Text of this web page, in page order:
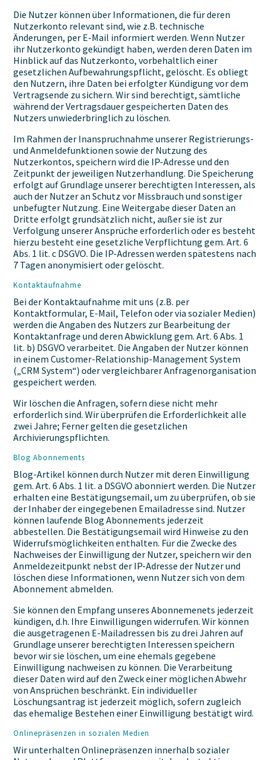
Die Nutzer können über Informationen, die für deren
Nutzerkonto relevant sind, wie z.B. technische
Änderungen, per E-Mail informiert werden. Wenn Nutzer
ihr Nutzerkonto gekündigt haben, werden deren Daten im
Hinblick auf das Nutzerkonto, vorbehaltlich einer
gesetzlichen Aufbewahrungspflicht, gelöscht. Es obliegt
den Nutzern, ihre Daten bei erfolgter Kündigung vor dem
Vertragsende zu sichern. Wir sind berechtigt, sämtliche
während der Vertragsdauer gespeicherten Daten des
Nutzers unwiederbringlich zu löschen.
Im Rahmen der Inanspruchnahme unserer Registrierungs-
und Anmeldefunktionen sowie der Nutzung des
Nutzerkontos, speichern wird die IP-Adresse und den
Zeitpunkt der jeweiligen Nutzerhandlung. Die Speicherung
erfolgt auf Grundlage unserer berechtigten Interessen, als
auch der Nutzer an Schutz vor Missbrauch und sonstiger
unbefugter Nutzung. Eine Weitergabe dieser Daten an
Dritte erfolgt grundsätzlich nicht, außer sie ist zur
Verfolgung unserer Ansprüche erforderlich oder es besteht
hierzu besteht eine gesetzliche Verpflichtung gem. Art. 6
Abs. 1 lit. c DSGVO. Die IP-Adressen werden spätestens nach
7 Tagen anonymisiert oder gelöscht.
Kontaktaufnahme
Bei der Kontaktaufnahme mit uns (z.B. per
Kontaktformular, E-Mail, Telefon oder via sozialer Medien)
werden die Angaben des Nutzers zur Bearbeitung der
Kontaktanfrage und deren Abwicklung gem. Art. 6 Abs. 1
lit. b) DSGVO verarbeitet. Die Angaben der Nutzer können
in einem Customer-Relationship-Management System
(„CRM System“) oder vergleichbarer Anfragenorganisation
gespeichert werden.
Wir löschen die Anfragen, sofern diese nicht mehr
erforderlich sind. Wir überprüfen die Erforderlichkeit alle
zwei Jahre; Ferner gelten die gesetzlichen
Archivierungspflichten.
Blog Abonnements
Blog-Artikel können durch Nutzer mit deren Einwilligung
gem. Art. 6 Abs. 1 lit. a DSGVO abonniert werden. Die Nutzer
erhalten eine Bestätigungsemail, um zu überprüfen, ob sie
der Inhaber der eingegebenen Emailadresse sind. Nutzer
können laufende Blog Abonnements jederzeit
abbestellen. Die Bestätigungsemail wird Hinweise zu den
Widerrufsmöglichkeiten enthalten. Für die Zwecke des
Nachweises der Einwilligung der Nutzer, speichern wir den
Anmeldezeitpunkt nebst der IP-Adresse der Nutzer und
löschen diese Informationen, wenn Nutzer sich von dem
Abonnement abmelden.
Sie können den Empfang unseres Abonnemenets jederzeit
kündigen, d.h. Ihre Einwilligungen widerrufen. Wir können
die ausgetragenen E-Mailadressen bis zu drei Jahren auf
Grundlage unserer berechtigten Interessen speichern
bevor wir sie löschen, um eine ehemals gegebene
Einwilligung nachweisen zu können. Die Verarbeitung
dieser Daten wird auf den Zweck einer möglichen Abwehr
von Ansprüchen beschränkt. Ein individueller
Löschungsantrag ist jederzeit möglich, sofern zugleich
das ehemalige Bestehen einer Einwilligung bestätigt wird.
Onlinepräsenzen in sozialen Medien
Wir unterhalten Onlinepräsenzen innerhalb sozialer